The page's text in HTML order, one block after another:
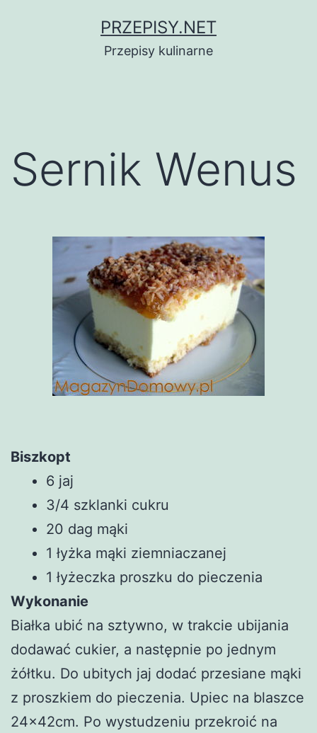
PRZEPISY.NET
Przepisy kulinarne
Sernik Wenus
Biszkopt
6 jaj
3/4 szklanki cukru
20 dag mąki
1 łyżka mąki ziemniaczanej
1 łyżeczka proszku do pieczenia
Wykonanie
Białka ubić na sztywno, w trakcie ubijania
dodawać cukier, a następnie po jednym
żółtku. Do ubitych jaj dodać przesiane mąki
z proszkiem do pieczenia. Upiec na blaszce
24x42cm. Po wystudzeniu przekroić na